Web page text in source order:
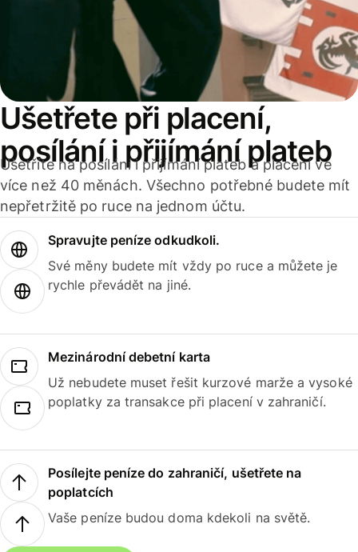
Ušetřete při placení,
posílání i přijímání plateb
Ušetříte na posílání i přijímání plateb a placení ve
více než 40 měnách. Všechno potřebné budete mít
nepřetržitě po ruce na jednom účtu.
Spravujte peníze odkudkoli.
Své měny budete mít vždy po ruce a můžete je
rychle převádět na jiné.
Mezinárodní debetní karta
Už nebudete muset řešit kurzové marže a vysoké
poplatky za transakce při placení v zahraničí.
Posílejte peníze do zahraničí, ušetřete na
poplatcích
Vaše peníze budou doma kdekoli na světě.